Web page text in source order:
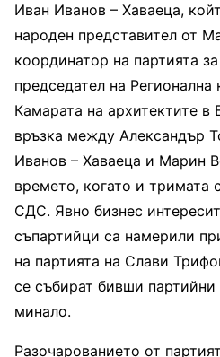
Иван Иванов – Хаваеца,
народен представител от
координатор на партията
председател на Регионална
Камарата на архитектите в
връзка между Александър
Иванов – Хаваеца и Марин
времето, когато и тримата
СДС. Явно бизнес
съпартийци са намерили
на партията на Слави
се събират бивши партийни
минало.
Разочарованието от